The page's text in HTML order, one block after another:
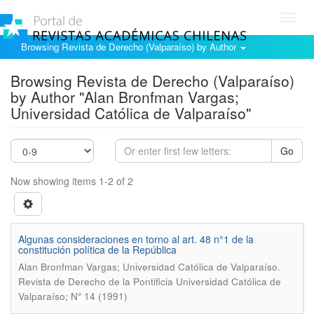
Browsing Revista de Derecho (Valparaíso) by Author
Browsing Revista de Derecho (Valparaíso)
by Author "Alan Bronfman Vargas;
Universidad Católica de Valparaíso"
Go
Now showing items 1-2 of 2
Algunas consideraciones en torno al art. 48 n°1 de la
constitución política de la República
Alan Bronfman Vargas; Universidad Católica de Valparaíso.
Revista de Derecho de la Pontificia Universidad Católica de
Valparaíso; N° 14 (1991)